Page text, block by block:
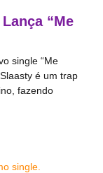
“Me
single “Me
é um trap
fazendo